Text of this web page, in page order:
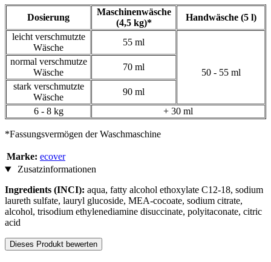
Dosierung
Maschinenwäsche
(4,5 kg)*
Handwäsche (5 l)
leicht verschmutzte
Wäsche
55 ml
50 - 55 ml
normal verschmutze
Wäsche
70 ml
stark verschmutzte
Wäsche
90 ml
6 - 8 kg
+ 30 ml
*Fassungsvermögen der Waschmaschine
Marke: ecover
Zusatzinformationen
Ingredients (INCI): aqua, fatty alcohol ethoxylate C12-18, sodium
laureth sulfate, lauryl glucoside, MEA-cocoate, sodium citrate,
alcohol, trisodium ethylenediamine disuccinate, polyitaconate, citric
acid
Dieses Produkt bewerten